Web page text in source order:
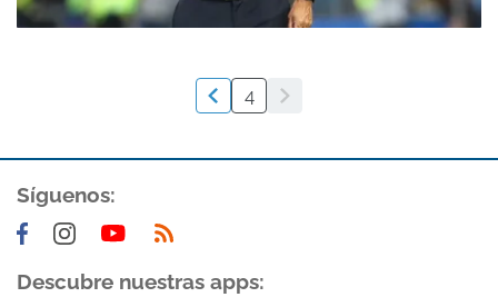
4
Síguenos:
Descubre nuestras apps: